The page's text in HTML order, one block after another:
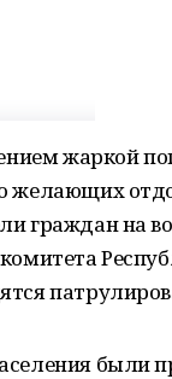
жаркой
желающих
граждан на
комитета
были